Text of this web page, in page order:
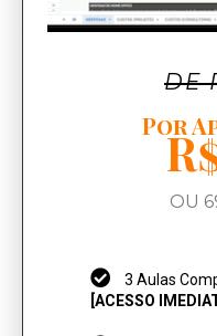
DE
Por
OU
3 Aulas
[ACESSO